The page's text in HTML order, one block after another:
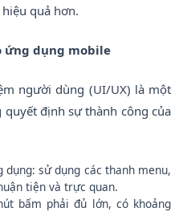
quả hơn.
ứng dụng mobile
người dùng (UI/UX) là một
định sự thành công của
sử dụng các thanh menu,
tiện và trực quan.
bấm phải đủ lớn, có khoảng